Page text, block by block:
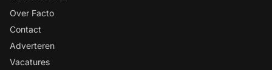
Over Facto
Contact
Adverteren
Vacatures